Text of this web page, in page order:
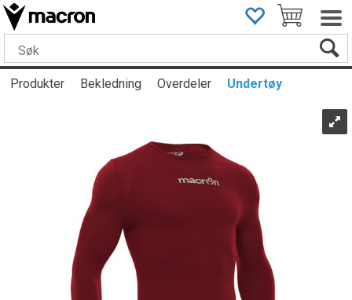
Produkter Bekledning Overdeler Undertøy